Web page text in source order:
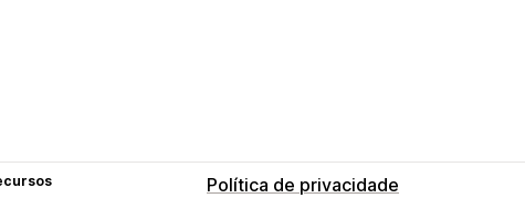
Política de privacidade